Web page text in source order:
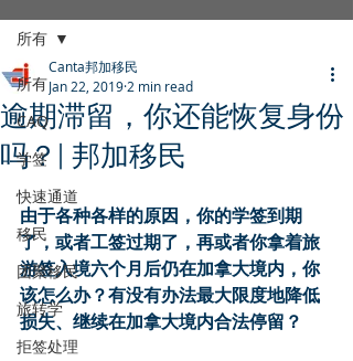
所有
CAQ
学签
快速通道
移民
团聚移民
旅转学
拒签处理
所有
逾期滞留，你还能恢复身份
吗？| 邦加移民
Canta邦加移民
Jan 22, 2019 2 min read
由于各种各样的原因，你的学签到期
了，或者工签过期了，再或者你拿着旅
游签入境六个月后仍在加拿大境内，你
该怎么办？有没有办法最大限度地降低
损失、继续在加拿大境内合法停留？